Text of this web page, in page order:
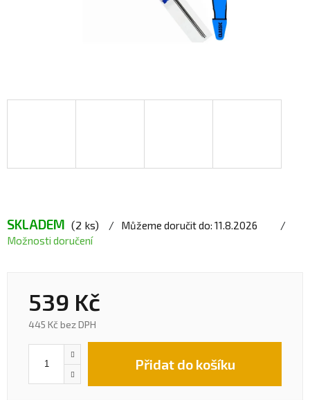
SKLADEM (2 ks) Můžeme doručit do: 11.8.2026
Možnosti doručení
539 Kč
445 Kč bez DPH
Přidat do košíku